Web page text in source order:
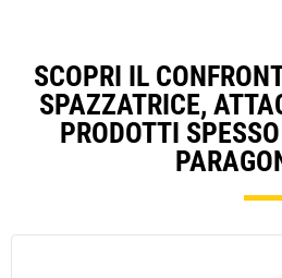
SCOPRI IL
SPAZZATRICE,
PRODOTTI